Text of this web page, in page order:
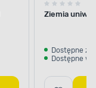
Ziemia
Dostępne z
Dostępne w